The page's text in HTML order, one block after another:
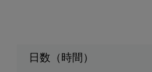
日数（時間）